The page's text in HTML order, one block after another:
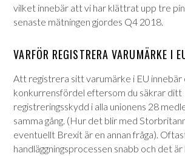
vilket innebär att vi har klättrat upp tre
senaste mätningen gjordes Q4 2018.
VARFÖR REGISTRERA VARUMÄRKE I
Att registrera sitt varumärke i EU innebär
konkurrensfördel eftersom du säkrar ditt
registreringsskydd i alla unionens 28
samma gång. (Hur det blir med
eventuellt Brexit är en annan fråga).
handläggningsprocessen snabb och det